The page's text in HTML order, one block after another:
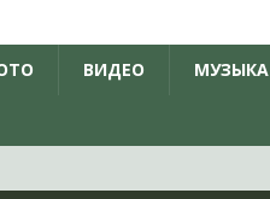
ВИДЕО МУЗЫКА